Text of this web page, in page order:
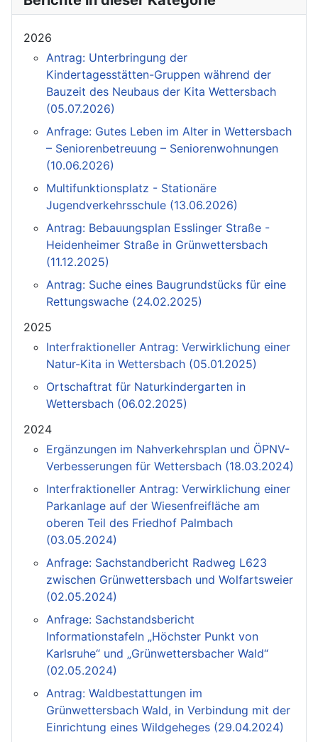
2026
Antrag: Unterbringung der
Kindertagesstätten-Gruppen während der
Bauzeit des Neubaus der Kita Wettersbach
(05.07.2026)
Anfrage: Gutes Leben im Alter in Wettersbach
– Seniorenbetreuung – Seniorenwohnungen
(10.06.2026)
Multifunktionsplatz - Stationäre
Jugendverkehrsschule (13.06.2026)
Antrag: Bebauungsplan Esslinger Straße -
Heidenheimer Straße in Grünwettersbach
(11.12.2025)
Antrag: Suche eines Baugrundstücks für eine
Rettungswache (24.02.2025)
2025
Interfraktioneller Antrag: Verwirklichung einer
Natur-Kita in Wettersbach (05.01.2025)
Ortschaftrat für Naturkindergarten in
Wettersbach (06.02.2025)
2024
Ergänzungen im Nahverkehrsplan und ÖPNV-
Verbesserungen für Wettersbach (18.03.2024)
Interfraktioneller Antrag: Verwirklichung einer
Parkanlage auf der Wiesenfreifläche am
oberen Teil des Friedhof Palmbach
(03.05.2024)
Anfrage: Sachstandbericht Radweg L623
zwischen Grünwettersbach und Wolfartsweier
(02.05.2024)
Anfrage: Sachstandsbericht
Informationstafeln „Höchster Punkt von
Karlsruhe“ und „Grünwettersbacher Wald“
(02.05.2024)
Antrag: Waldbestattungen im
Grünwettersbach Wald, in Verbindung mit der
Einrichtung eines Wildgeheges (29.04.2024)